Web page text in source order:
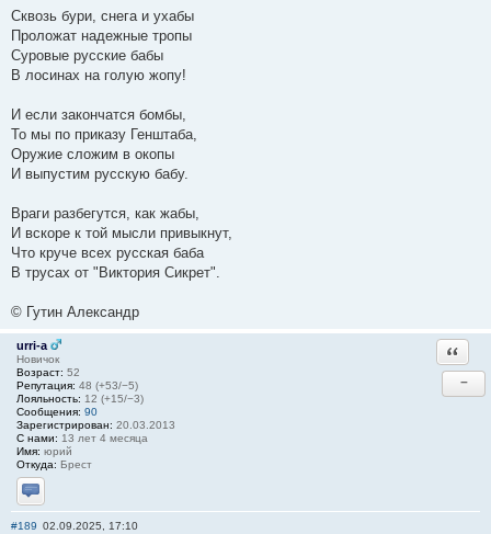
Сквозь бури, снега и ухабы
Проложат надежные тропы
Суровые русские бабы
В лосинах на голую жопу!
И если закончатся бомбы,
То мы по приказу Генштаба,
Оружие сложим в окопы
И выпустим русскую бабу.
Враги разбегутся, как жабы,
И вскоре к той мысли привыкнут,
Что круче всех русская баба
В трусах от "Виктория Сикрет".
© Гутин Александр
urri-a
Новичок
Возраст: 52
Репутация: 48 (+53/−5)
Лояльность: 12 (+15/−3)
Сообщения: 90
Зарегистрирован: 20.03.2013
С нами: 13 лет 4 месяца
Имя: юрий
Откуда: Брест
Отправить личное сообщение
−
#189 02.09.2025, 17:10